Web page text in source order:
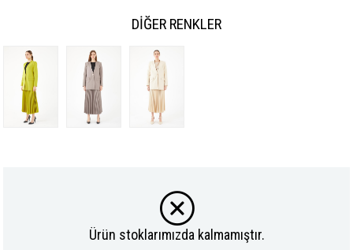
DIĞER RENKLER
Ürün stoklarımızda kalmamıştır.